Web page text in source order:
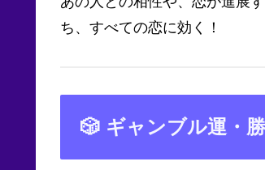
ち、すべての恋に効く！
🎲 ギャンブル運・